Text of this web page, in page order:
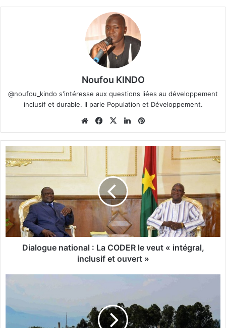
Noufou KINDO
@noufou_kindo s'intéresse aux questions liées au développement
inclusif et durable. Il parle Population et Développement.
We
bsi
te
Fa
ce
bo
ok
X
Lin
ke
din
ter
est
D
i
o
g
u
e
n
Dialogue national : La CODER le veut « intégral,
inclusif et ouvert »